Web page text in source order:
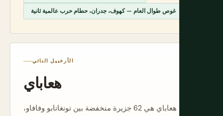
غوص طوال العام — كهوف، جدران، حطام حرب عالمية ثانية
الأرخبيل النائي
هعاباي
هعاباي هي 62 جزيرة منخفضة بين تونغاتابو وفافاو،